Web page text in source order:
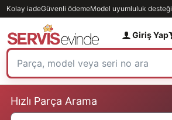
Kolay iadeGüvenli ödemeModel uyumluluk desteği
Giriş Yap
Hızlı Parça Arama